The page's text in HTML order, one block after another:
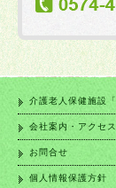
介護老人保健施設
会社案内・アクセス
お問合せ
個人情報保護方針